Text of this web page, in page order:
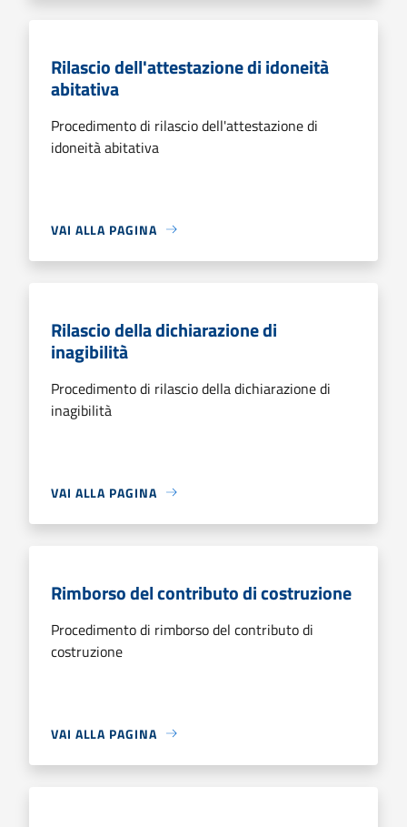
Rilascio dell'attestazione di idoneità
abitativa
Procedimento di rilascio dell'attestazione di
idoneità abitativa
VAI ALLA PAGINA
Rilascio della dichiarazione di
inagibilità
Procedimento di rilascio della dichiarazione di
inagibilità
VAI ALLA PAGINA
Rimborso del contributo di costruzione
Procedimento di rimborso del contributo di
costruzione
VAI ALLA PAGINA